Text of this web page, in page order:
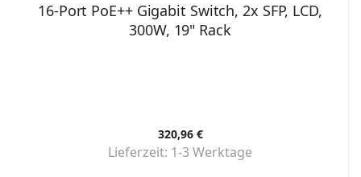
16-Port PoE++ Gigabit Switch, 2x SFP, LCD,
300W, 19" Rack
320,96 €
Lieferzeit: 1-3 Werktage